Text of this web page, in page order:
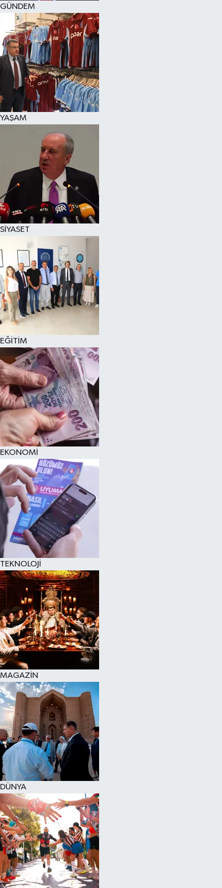
GÜNDEM
YAŞAM
SİYASET
EĞİTİM
EKONOMİ
TEKNOLOJİ
MAGAZİN
DÜNYA
SPOR
KÜLTÜR SANAT
FRAGMANLAR